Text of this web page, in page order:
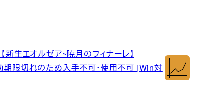
新生エオルゼア~暁月のフィナーレ】
期限切れのため入手不可・使用不可 |Win対